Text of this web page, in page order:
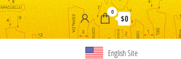
0
$0
English Site